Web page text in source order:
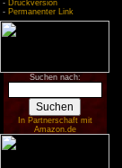
- Druckversion
- Permanenter Link
Suchen nach:
In Partnerschaft mit
Amazon.de